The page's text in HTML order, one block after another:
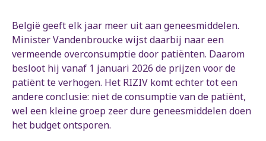
België geeft elk jaar meer uit aan geneesmiddelen.
Minister Vandenbroucke wijst daarbij naar een
vermeende overconsumptie door patiënten. Daarom
besloot hij vanaf 1 januari 2026 de prijzen voor de
patiënt te verhogen. Het RIZIV komt echter tot een
andere conclusie: niet de consumptie van de patiënt,
wel een kleine groep zeer dure geneesmiddelen doen
het budget ontsporen.